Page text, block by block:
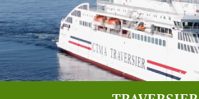
Découvrez notre navire
Réservez